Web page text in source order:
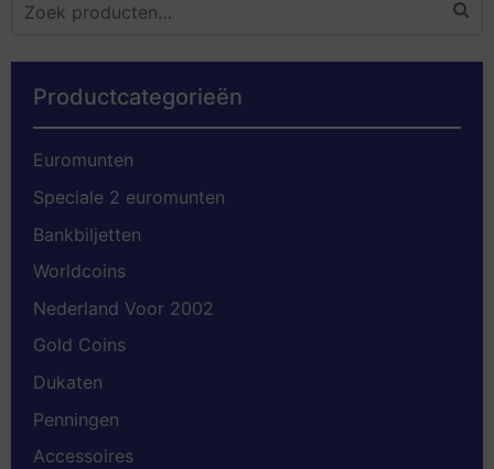
Productcategorieën
Euromunten
Speciale 2 euromunten
Bankbiljetten
Worldcoins
Nederland Voor 2002
Gold Coins
Dukaten
Penningen
Accessoires